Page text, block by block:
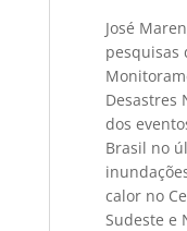
José
pesquisas
Desastres
dos
Brasil no
calor no
Sudeste e